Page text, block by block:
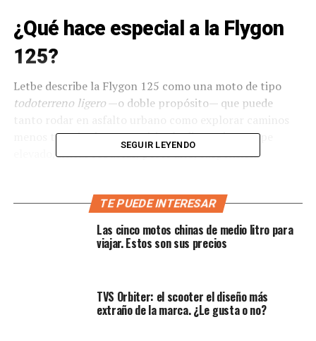
¿Qué hace especial a la Flygon
125?
Letbe describe la Flygon 125 como una moto de tipo
todoterreno ligero—o doble propósito— que puede
menos transitados. Su estética lo dice todo: escape
elevado, líneas robustas, porte alto, suspensión
llamativo y dotación de serie “espectacular” la hacen
destacar frente a otras motos de 125 cc, por incorporar
SEGUIR LEYENDO
TE PUEDE INTERESAR
Las cinco motos chinas de medio litro para
viajar. Estos son sus precios
TVS Orbiter: el scooter el diseño más
extraño de la marca. ¿Le gusta o no?